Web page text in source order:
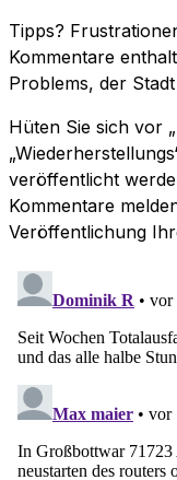
Tipps?
Kommentare
Problems, der
Hüten Sie sich vor
veröffentlicht
Kommentare
Veröffentlichung